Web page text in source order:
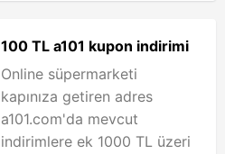
100 TL a101 kupon indirimi
Online süpermarketi
kapınıza getiren adres
a101.com'da mevcut
indirimlere ek 1000 TL üzeri